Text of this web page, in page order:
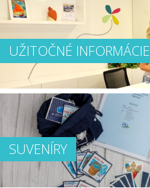
UŽITOČNÉ INFORMÁCIE
SUVENÍRY